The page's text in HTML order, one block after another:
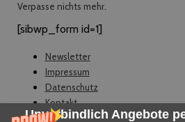
Unverbindlich Angebote
Verpasse nichts mehr.
[sibwp_form id=1]
Newsletter
Impressum
Datenschutz
Kontakt